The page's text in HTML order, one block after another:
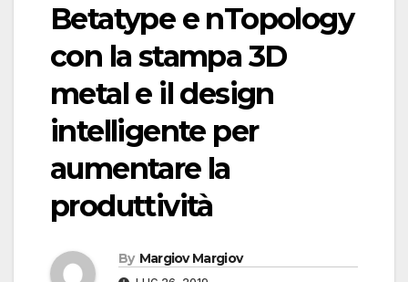
Betatype e nTopology
con la stampa 3D
metal e il design
intelligente per
aumentare la
produttività
By Margiov Margiov